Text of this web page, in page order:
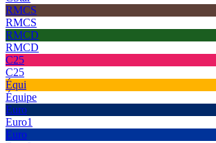
RMCS
RMCS
RMCD
RMCD
C25
C25
Équi
Équipe
Euro
Euro1
Euro